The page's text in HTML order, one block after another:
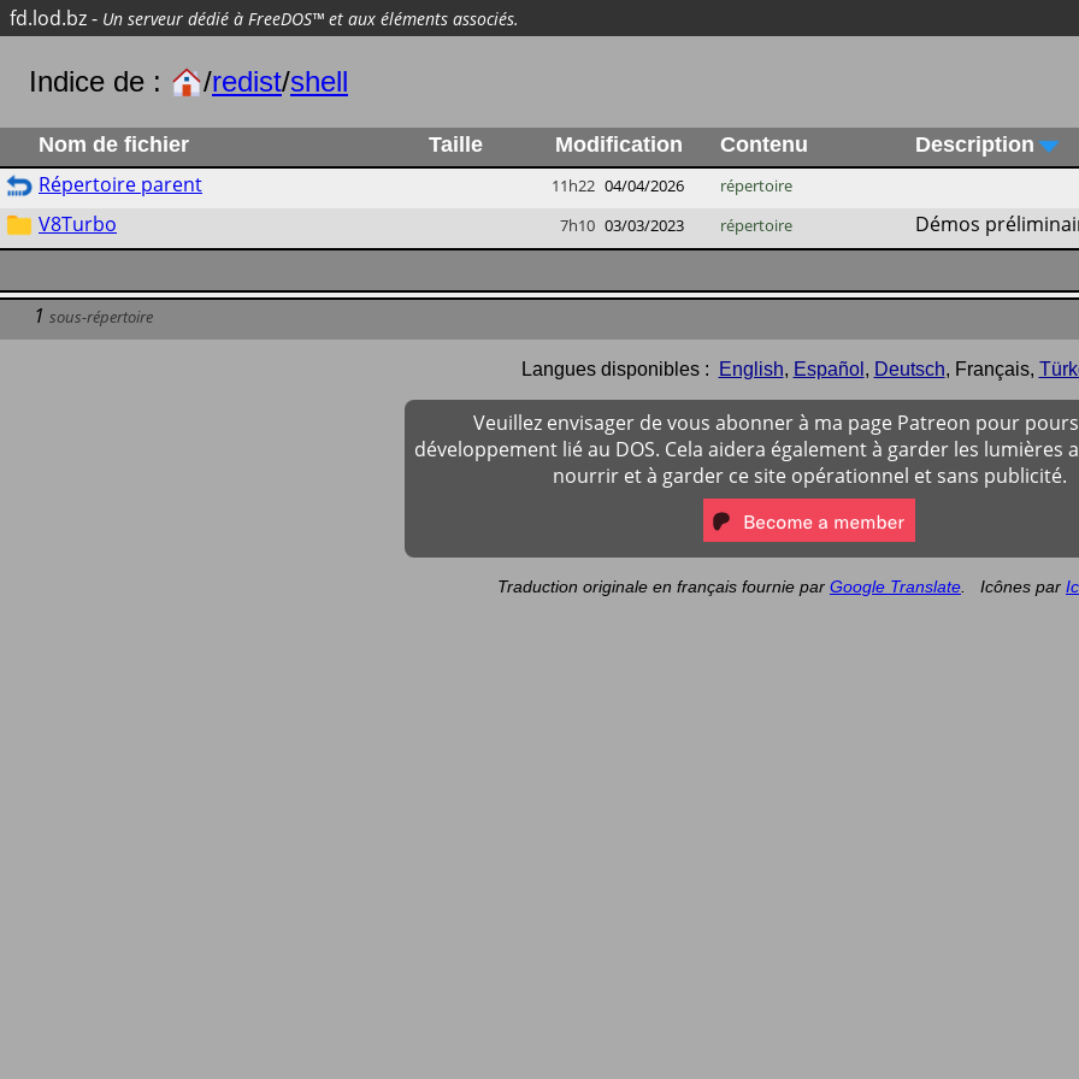
fd.lod.bz- Un serveur dédié à FreeDOS™ et aux éléments associés.
Indice de : /redist/shell
Nom de fichier Taille Modification Contenu Description
Répertoire parent 11h22 04/04/2026 répertoire
V8Turbo 7h10 03/03/2023 répertoire Démos
1 sous-répertoire
Langues disponibles : English, Español , Deutsch, Français,
Veuillez envisager de vous abonner à ma page Patreon pour
développement lié au DOS. Cela aidera également à garder les lumières
nourrir et à garder ce site opérationnel et sans publicité.
Traduction originale en français fournie par Google Translate Icônes par